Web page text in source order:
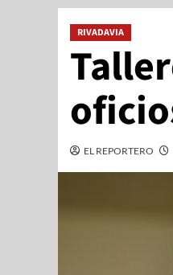
RIVADAVIA
EL REPORTERO